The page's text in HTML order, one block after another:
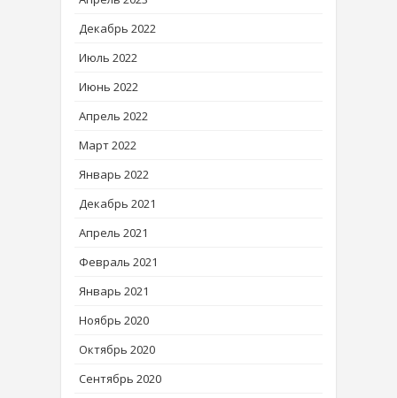
Декабрь 2022
Июль 2022
Июнь 2022
Апрель 2022
Март 2022
Январь 2022
Декабрь 2021
Апрель 2021
Февраль 2021
Январь 2021
Ноябрь 2020
Октябрь 2020
Сентябрь 2020